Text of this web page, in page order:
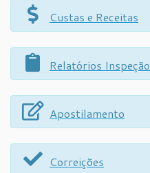
Custas e Receitas
Relatórios Inspeção
Apostilamento
Correições